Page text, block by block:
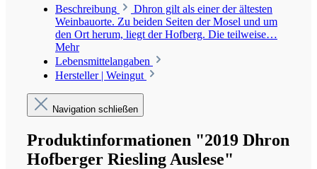
Beschreibung
Dhron gilt als einer der ältesten
Weinbauorte. Zu beiden Seiten der Mosel und um
den Ort herum, liegt der Hofberg. Die teilweise…
Mehr
Lebensmittelangaben
Hersteller | Weingut
Navigation schließen
Produktinformationen "2019 Dhron
Hofberger Riesling Auslese"